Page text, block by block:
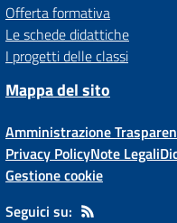
Offerta formativa
Le schede didattiche
I progetti delle classi
Mappa del sito
Amministrazione
Privacy PolicyNote Legali
Gestione cookie
Seguici su: